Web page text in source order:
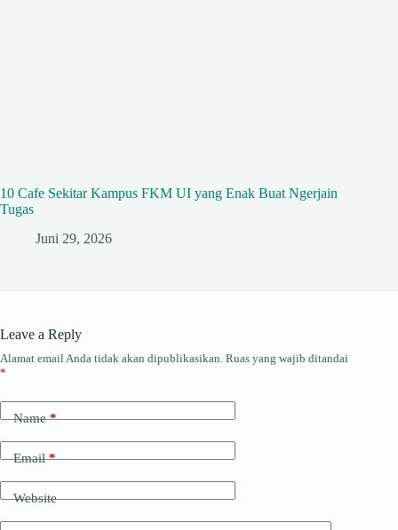
10 Cafe Sekitar Kampus FKM UI yang Enak Buat Ngerjain
Tugas
Juni 29, 2026
Leave a Reply
Alamat email Anda tidak akan dipublikasikan. Ruas yang wajib ditandai
*
Name*
Email*
Website